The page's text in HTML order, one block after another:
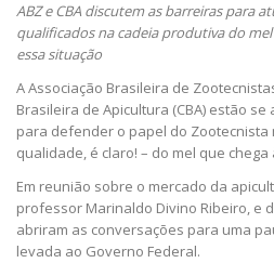
ABZ e CBA discutem as barreiras para
qualificados na cadeia produtiva do
essa situação
A Associação Brasileira de
Brasileira de Apicultura (CBA) estão
para defender o papel do Zootecnista
qualidade, é claro! – do mel que
Em reunião sobre o mercado da
professor Marinaldo Divino Ribeiro, e
abriram as conversações para uma
levada ao Governo Federal.